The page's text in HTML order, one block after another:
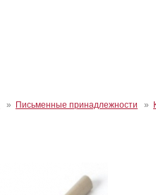
» Письменные принадлежности »